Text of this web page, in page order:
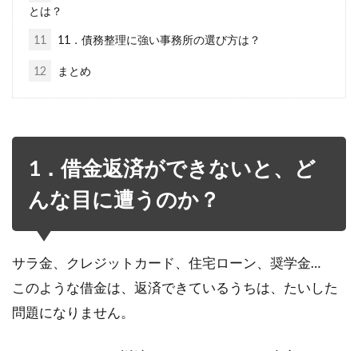
とは？
11 11．債務整理に強い事務所の選び方は？
12 まとめ
1．借金返済ができないと、ど
んな目に遭うのか？
サラ金、クレジットカード、住宅ローン、奨学金…
このような借金は、返済できているうちは、たいした
問題になりません。